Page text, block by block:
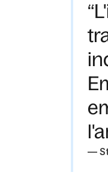
—